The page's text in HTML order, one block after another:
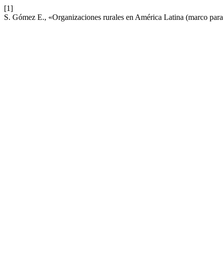
[1]
S. Gómez E., «Organizaciones rurales en América Latina (marco